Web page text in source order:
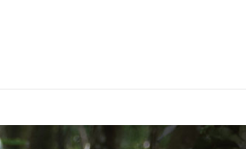
帳／街口支付／iPASS MONEY」等通路繳費。
付」結帳頁面，進行簡訊認證並確認金額後，即可
２．訂單成立數日內，您將收到繳費通知簡訊。
付款後全家取貨
感服飾系列